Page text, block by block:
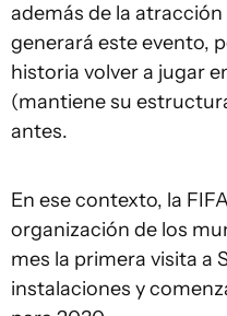
además de la
generará este evento,
historia volver a jugar
(mantiene su
antes.
En ese contexto, la
organización de los
mes la primera visita a
instalaciones y